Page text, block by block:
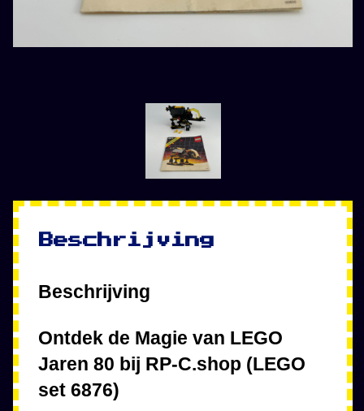
Beschrijving
Beschrijving
Ontdek de Magie van LEGO
Jaren 80 bij RP-C.shop (LEGO
set 6876)